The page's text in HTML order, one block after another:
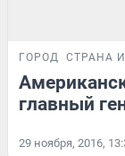
ГОРОД СТРАНА
главный
29 ноября, 2016,